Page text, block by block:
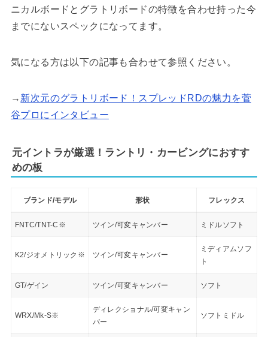
ニカルボードとグラトリボードの特徴を合わせ持った今
までにないスペックになってます。
気になる方は以下の記事も合わせて参照ください。
→ 新次元のグラトリボード！スプレッドRDの魅力を菅
谷プロにインタビュー
元イントラが厳選！ラントリ・カービングにおすす
めの板
ブランド/モデル 形状 フレックス
FNTC/TNT-C※ ツイン/可変キャンバー ミドルソフト
K2/ジオメトリック※ ツイン/可変キャンバー
ミディアムソフ
ト
GT/ゲイン ツイン/可変キャンバー ソフト
WRX/Mk-S※
ディレクショナル/可変キャン
バー
ソフトミドル